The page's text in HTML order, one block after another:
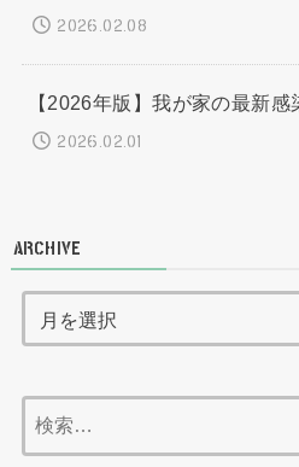
2026.02.08
【2026年版】我が家の最新感
2026.02.01
ARCHIVE
索: